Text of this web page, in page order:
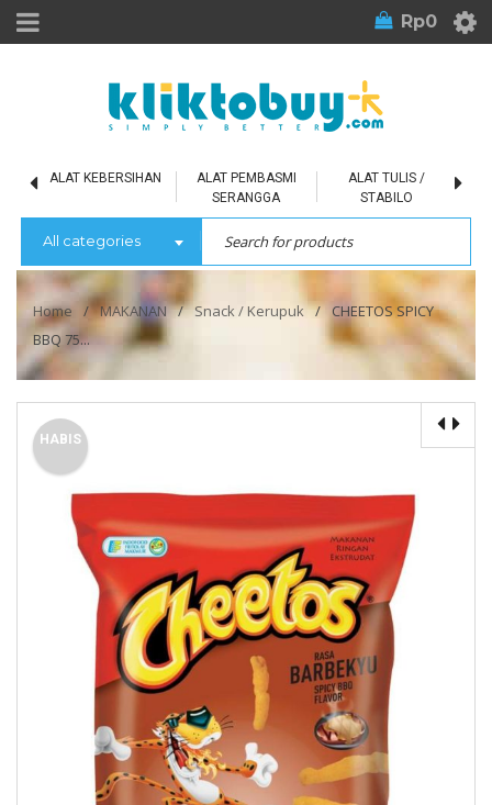
Rp0
ALAT KEBERSIHAN
ALAT PEMBASMI
SERANGGA
ALAT TULIS /
STABILO
All categories
Home / MAKANAN / Snack / Kerupuk /
CHEETOS SPICY
BBQ 75...
HABIS